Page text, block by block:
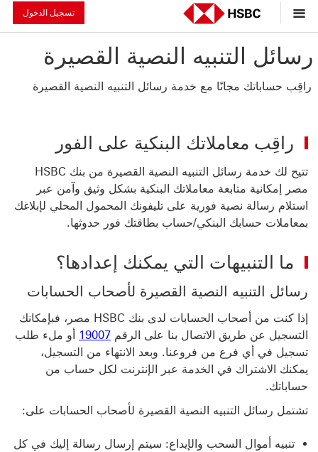
تسجيل الدخول
رسائل التنبيه النصية القصيرة
راقِب حساباتك مجانًا مع خدمة رسائل التنبيه النصية القصيرة
راقِب معاملاتك البنكية على الفور
تتيح لك خدمة رسائل التنبيه النصية القصيرة من بنك HSBC
مصر إمكانية متابعة معاملاتك البنكية بشكل وثيق وآمن عبر
استلام رسالة نصية فورية على تليفونك المحمول المحلي لإبلاغك
بمعاملات حسابك البنكي/حساب بطاقتك فور حدوثها.
ما التنبيهات التي يمكنك إعدادها؟
رسائل التنبيه النصية القصيرة لأصحاب الحسابات
إذا كنت من أصحاب الحسابات لدى بنك HSBC مصر، فبإمكانك
التسجيل عن طريق الاتصال بنا على الرقم 19007 أو ملء طلب
تسجيل في أي فرع من فروعنا. وبعد الانتهاء من التسجيل،
يمكنك الاشتراك في الخدمة عبر الإنترنت لكل حساب من
حساباتك.
تشتمل رسائل التنبيه النصية القصيرة لأصحاب الحسابات على:
تنبيه أموال السحب والإيداع: سيتم إرسال رسالة إليك في كل